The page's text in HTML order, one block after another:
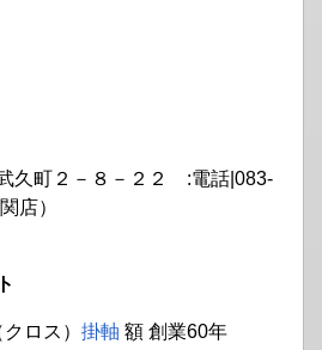
久町２－８－２２ :電話|083-
店）
ロス） 掛軸 額 創業60年